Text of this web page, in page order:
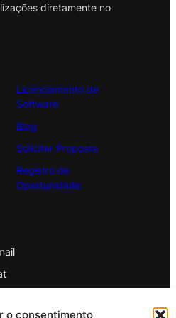
o consentimento
diretamente no
Licenciamento de
Software
Blog
Solicitar Proposta
Registro de
Oportunidade